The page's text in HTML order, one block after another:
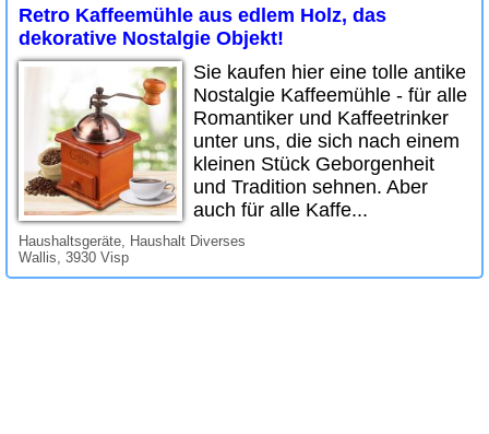
Retro Kaffeemühle aus edlem Holz, das
dekorative Nostalgie Objekt!
Sie kaufen hier eine tolle antike
Nostalgie Kaffeemühle - für alle
Romantiker und Kaffeetrinker
unter uns, die sich nach einem
kleinen Stück Geborgenheit
und Tradition sehnen. Aber
auch für alle Kaffe...
Haushaltsgeräte, Haushalt Diverses
Wallis, 3930 Visp